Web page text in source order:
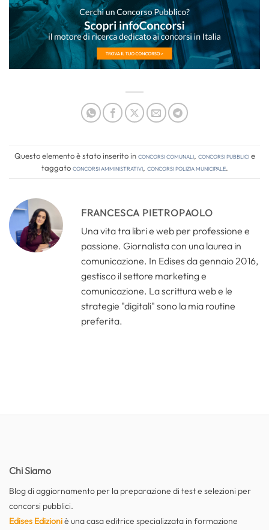
Questo elemento è stato inserito inConcorsi comunali, Concorsi pubblicie
taggatoconcorsi amministrativi, concorsi polizia municipale.
FRANCESCA PIETROPAOLO
Una vita tra libri e web per professione e
passione. Giornalista con una laurea in
comunicazione. In Edises da gennaio 2016,
gestisco il settore marketing e
comunicazione. La scrittura web e le
strategie "digitali" sono la mia routine
preferita.
Chi Siamo
Blog di aggiornamento per la preparazione di test e selezioni per
concorsi pubblici.
Edises Edizioniè una casa editrice specializzata in formazione